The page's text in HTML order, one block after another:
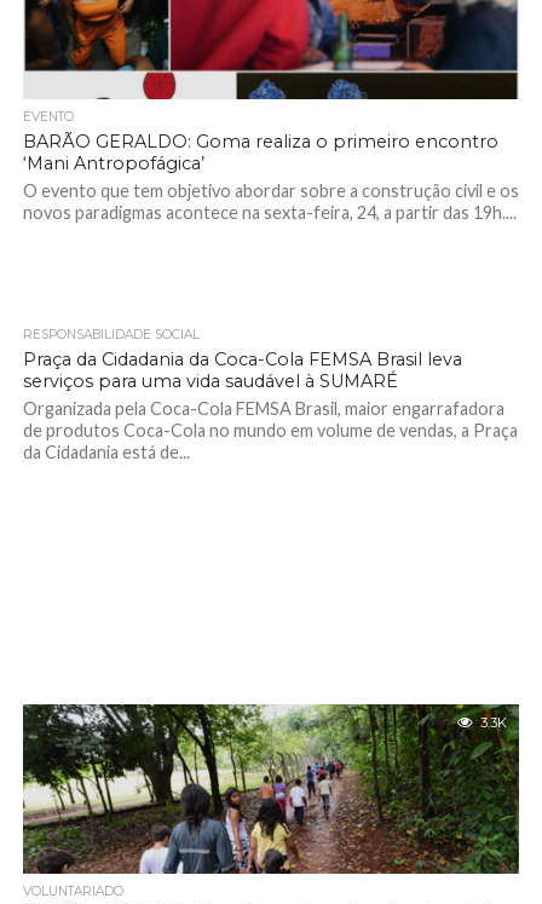
EVENTO
BARÃO GERALDO: Goma realiza o primeiro encontro
‘Mani Antropofágica’
O evento que tem objetivo abordar sobre a construção civil e os
novos paradigmas acontece na sexta-feira, 24, a partir das 19h....
RESPONSABILIDADE SOCIAL
Praça da Cidadania da Coca-Cola FEMSA Brasil leva
serviços para uma vida saudável à SUMARÉ
Organizada pela Coca-Cola FEMSA Brasil, maior engarrafadora
de produtos Coca-Cola no mundo em volume de vendas, a Praça
da Cidadania está de...
3.3K
VOLUNTARIADO